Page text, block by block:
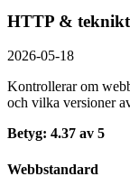
HTTP &
2026-05-18
Kontrollerar om
och vilka versioner
Betyg: 4.37 av 5
Webbstandard